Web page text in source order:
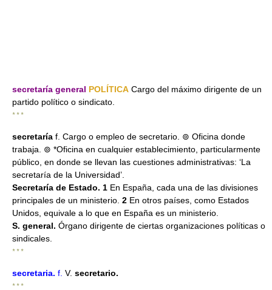
secretaría general POLÍTICA Cargo del máximo dirigente de un
partido político o sindicato.
* * *
secretaría f. Cargo o empleo de secretario. ⊚ Oficina donde
trabaja. ⊚ *Oficina en cualquier establecimiento, particularmente
público, en donde se llevan las cuestiones administrativas: ‘La
secretaría de la Universidad’.
Secretaría de Estado. 1 En España, cada una de las divisiones
principales de un ministerio. 2 En otros países, como Estados
Unidos, equivale a lo que en España es un ministerio.
S. general. Órgano dirigente de ciertas organizaciones políticas o
sindicales.
* * *
secretaria. f. V. secretario.
* * *